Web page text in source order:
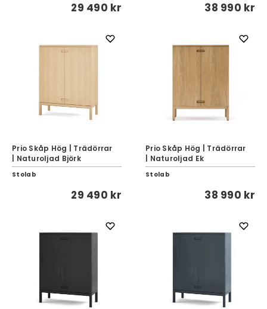
29 490 kr 38 990 kr
Prio Skåp Hög | Trädörrar
| Naturoljad Björk
Stolab
29 490 kr
Prio Skåp Hög | Trädörrar
| Naturoljad Ek
Stolab
38 990 kr